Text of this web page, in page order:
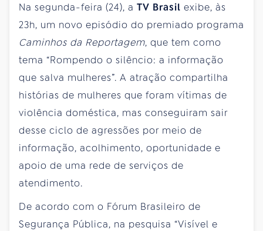
Na segunda-feira (24), a TV Brasil exibe, às
23h, um novo episódio do premiado programa
Caminhos da Reportagem, que tem como
tema “Rompendo o silêncio: a informação
que salva mulheres”. A atração compartilha
histórias de mulheres que foram vítimas de
violência doméstica, mas conseguiram sair
desse ciclo de agressões por meio de
informação, acolhimento, oportunidade e
apoio de uma rede de serviços de
atendimento.
De acordo com o Fórum Brasileiro de
Segurança Pública, na pesquisa “Visível e